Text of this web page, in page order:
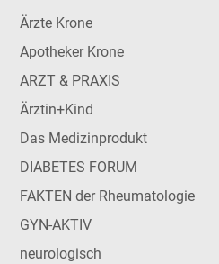
Ärzte Krone
Apotheker Krone
ARZT & PRAXIS
Ärztin+Kind
Das Medizinprodukt
DIABETES FORUM
FAKTEN der Rheumatologie
GYN-AKTIV
neurologisch